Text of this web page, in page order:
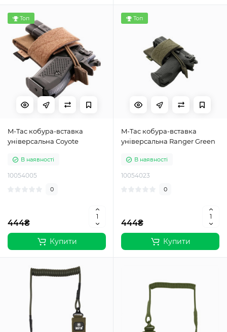
Топ
M-Tac кобура-вставка
універсальна Coyote
В наявності
10054005
0
444₴
Купити
Топ
M-Tac кобура-вставка
універсальна Ranger Green
В наявності
10054023
0
444₴
Купити